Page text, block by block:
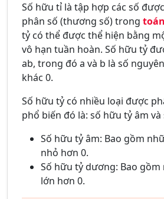
Số hữu tỉ là tập hợp các số
phân số (thương số) trong
tỷ có thể được thể hiện bằng
vô hạn tuần hoàn. Số hữu tỷ
ab, trong đó a và b là số
khác 0.
Số hữu tỷ có nhiều loại được
phổ biến đó là: số hữu tỷ âm
Số hữu tỷ âm: Bao gồm
nhỏ hơn 0.
Số hữu tỷ dương: Bao
lớn hơn 0.